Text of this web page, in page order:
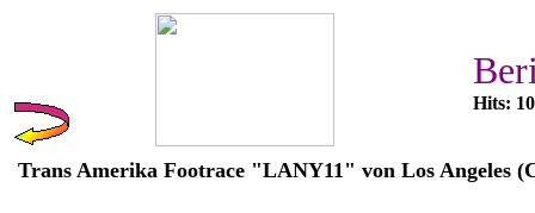
Hits:
Trans Amerika Footrace "LANY11" von Los Angeles